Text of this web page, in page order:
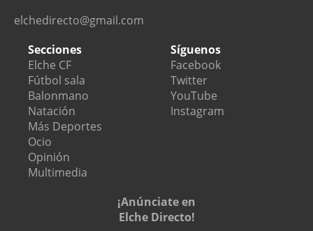
elchedirecto@gmail.com
Secciones
Elche CF
Fútbol sala
Balonmano
Natación
Más Deportes
Ocio
Opinión
Multimedia
Síguenos
Facebook
Twitter
YouTube
Instagram
¡Anúnciate en
Elche Directo!